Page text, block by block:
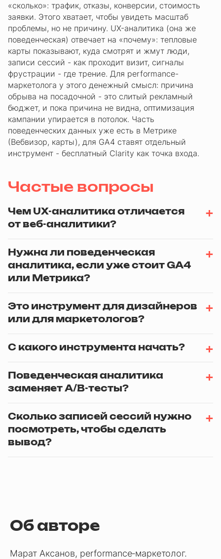
«сколько»: трафик, отказы, конверсии, стоимость
заявки. Этого хватает, чтобы увидеть масштаб
проблемы, но не причину. UX-аналитика (она же
поведенческая) отвечает на «почему»: тепловые
карты показывают, куда смотрят и жмут люди,
записи сессий - как проходит визит, сигналы
фрустрации - где трение. Для performance-
маркетолога у этого денежный смысл: причина
обрыва на посадочной - это слитый рекламный
бюджет, и пока причина не видна, оптимизация
кампании упирается в потолок. Часть
поведенческих данных уже есть в Метрике
(Вебвизор, карты), для GA4 ставят отдельный
инструмент - бесплатный Clarity как точка входа.
Частые вопросы
Чем UX-аналитика отличается
от веб-аналитики?
Нужна ли поведенческая
аналитика, если уже стоит GA4
или Метрика?
Это инструмент для дизайнеров
или для маркетологов?
С какого инструмента начать?
Поведенческая аналитика
заменяет A/B-тесты?
Сколько записей сессий нужно
посмотреть, чтобы сделать
вывод?
Об авторе
Марат Аксанов, performance‑маркетолог.